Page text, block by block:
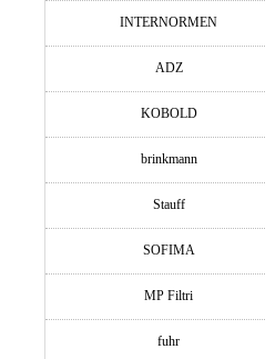
INTERNORMEN
ADZ
KOBOLD
brinkmann
Stauff
SOFIMA
MP Filtri
fuhr